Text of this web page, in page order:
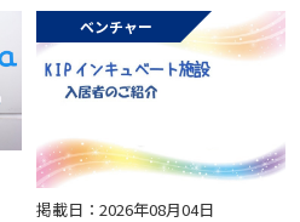
ベンチャー
掲載日：2026年08月04日